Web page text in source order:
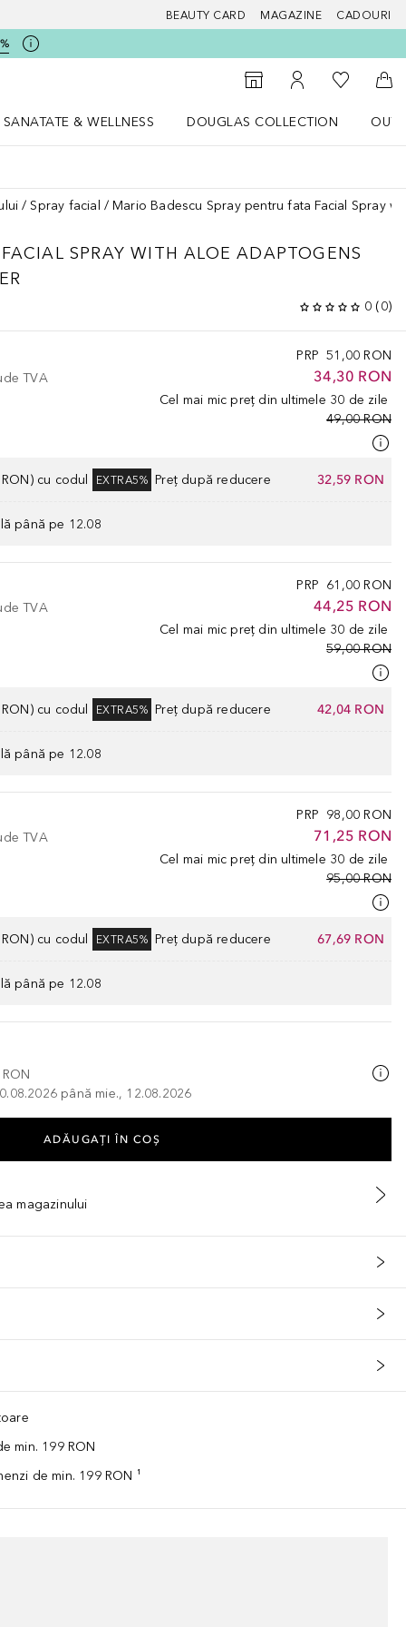
BEAUTY CARD MAGAZINE CADOURI
Către Găsire magazin
Către Contul meu
Către
SANATATE & WELLNESS
DOUGLAS COLLECTION
Spray facial Mario Badescu Spray pentru fata Facial Spray
FACIAL SPRAY WITH ALOE ADAPTOGENS
0 (0)
PRP 51,00 RON
34,30 RON
Cel mai mic preț din ultimele 30 de zile
49,00 RON
TVA
cu codul EXTRA5% Preț după reducere 32,59 RON
până pe 12.08
PRP 61,00 RON
44,25 RON
Cel mai mic preț din ultimele 30 de zile
59,00 RON
TVA
cu codul EXTRA5% Preț după reducere 42,04 RON
până pe 12.08
PRP 98,00 RON
71,25 RON
Cel mai mic preț din ultimele 30 de zile
95,00 RON
TVA
cu codul EXTRA5% Preț după reducere 67,69 RON
până pe 12.08
până mie., 12.08.2026
ADĂUGAȚI ÎN COŞ
magazinului
min. 199 RON
de min. 199 RON ¹